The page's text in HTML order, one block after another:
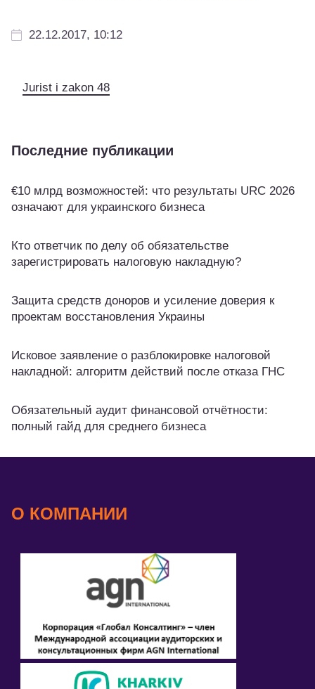
22.12.2017, 10:12
Jurist i zakon 48
Последние публикации
€10 млрд возможностей: что результаты URC 2026
означают для украинского бизнеса
Кто ответчик по делу об обязательстве
зарегистрировать налоговую накладную?
Защита средств доноров и усиление доверия к
проектам восстановления Украины
Исковое заявление о разблокировке налоговой
накладной: алгоритм действий после отказа ГНС
Обязательный аудит финансовой отчётности:
полный гайд для среднего бизнеса
О КОМПАНИИ